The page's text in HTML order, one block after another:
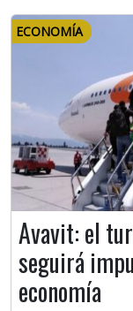
ECONOMÍA
Avavit: el
seguirá
economía